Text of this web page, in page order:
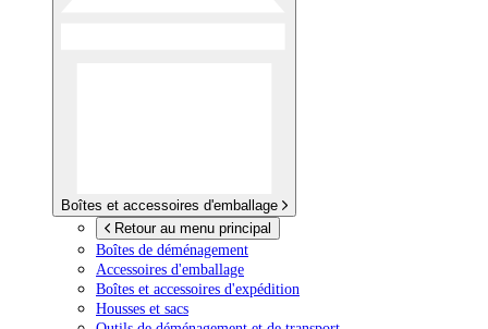
Boîtes et accessoires d'emballage
Retour au menu principal
Boîtes de déménagement
Accessoires d'emballage
Boîtes et accessoires d'expédition
Housses et sacs